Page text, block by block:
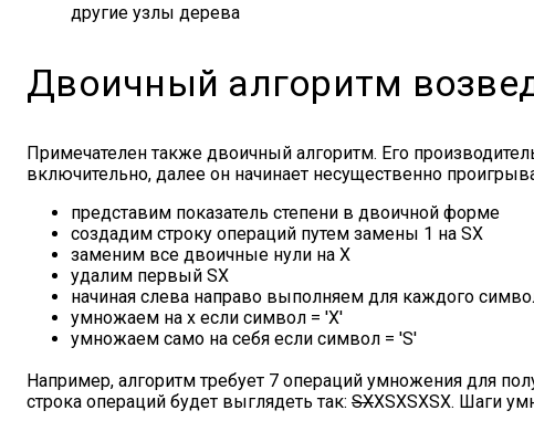
другие узлы дерева
Двоичный алгоритм
Примечателен также двоичный алгоритм. Его
включительно, далее он начинает несущественно
представим показатель степени в двоичной форме
создадим строку операций путем замены 1 на SX
заменим все двоичные нули на X
удалим первый SX
начиная слева направо выполняем для каждого
умножаем на x если символ = 'X'
умножаем само на себя если символ = 'S'
Например, алгоритм требует 7 операций умножения для
строка операций будет выглядеть так: SXXSXSXSX. Шаги